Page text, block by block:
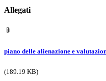
Allegati
piano delle alienazione e
(189.19 KB)